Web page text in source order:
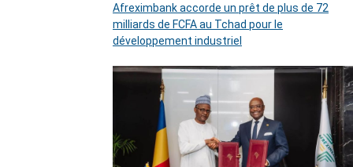
Afreximbank accorde un prêt de plus de 72
milliards de FCFA au Tchad pour le
développement industriel